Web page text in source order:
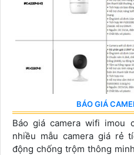
BÁO GIÁ
Báo giá camera wifi imou
nhiều mẫu camera giá rẻ
động chống trộm thông